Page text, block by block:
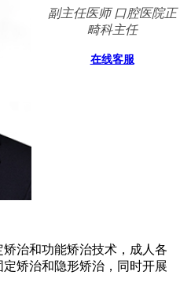
副主任医师 口腔医院正
畸科主任
在线客服
治和功能矫治技术，成人各
矫治和隐形矫治，同时开展